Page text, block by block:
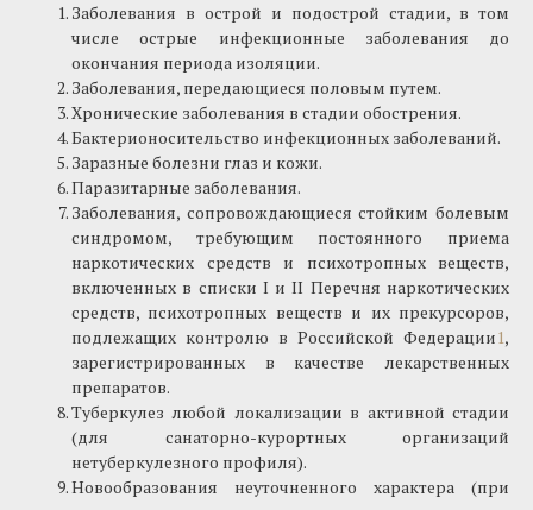
Заболевания в острой и подострой стадии, в том
числе острые инфекционные заболевания до
окончания периода изоляции.
Заболевания, передающиеся половым путем.
Хронические заболевания в стадии обострения.
Бактерионосительство инфекционных заболеваний.
Заразные болезни глаз и кожи.
Паразитарные заболевания.
Заболевания, сопровождающиеся стойким болевым
синдромом, требующим постоянного приема
наркотических средств и психотропных веществ,
включенных в списки I и II Перечня наркотических
средств, психотропных веществ и их прекурсоров,
подлежащих контролю в Российской Федерации1,
зарегистрированных в качестве лекарственных
препаратов.
Туберкулез любой локализации в активной стадии
(для санаторно-курортных организаций
нетуберкулезного профиля).
Новообразования неуточненного характера (при